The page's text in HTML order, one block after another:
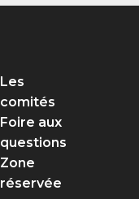
Les
comités
Foire aux
questions
Zone
réservée